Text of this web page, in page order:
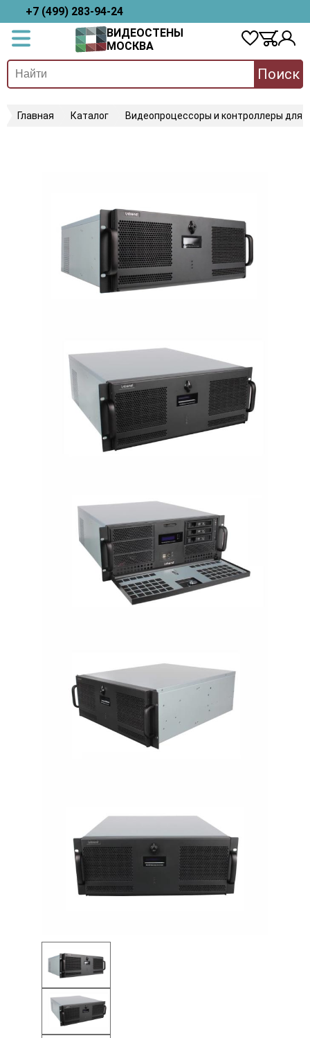
+7 (499) 283-94-24
ВИДЕОСТЕНЫ
МОСКВА
Поиск
Главная Каталог Видеопроцессоры и контроллеры для